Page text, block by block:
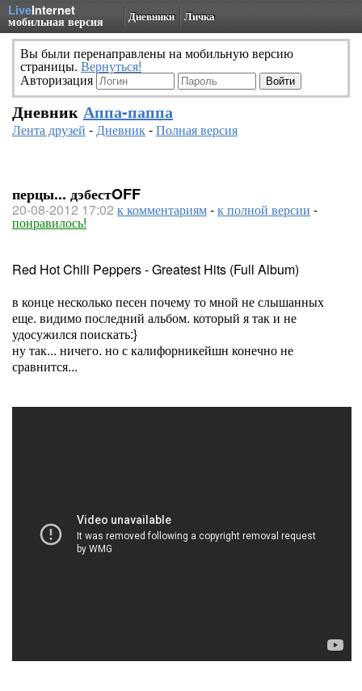
LiveInternet
мобильная версия Дневники Личка
Вы были перенаправлены на мобильную версию
страницы. Вернуться!
Авторизация
Дневник Аппа-паппа
Лента друзей -Дневник-Полная версия
перцы... дэбестOFF
20-08-2012 17:02 к комментариям-к полной версии -
понравилось!
Red Hot Chili Peppers - Greatest Hits (Full Album)
в конце несколько песен почему то мной не слышанных
еще. видимо последний альбом. который я так и не
удосужился поискать:}
ну так... ничего. но с калифорникейшн конечно не
сравнится...